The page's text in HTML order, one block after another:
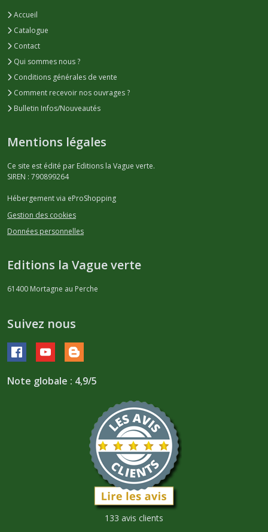
Accueil
Catalogue
Contact
Qui sommes nous ?
Conditions générales de vente
Comment recevoir nos ouvrages ?
Bulletin Infos/Nouveautés
Mentions légales
Ce site est édité par Editions la Vague verte.
SIREN : 790899264
Hébergement via eProShopping
Gestion des cookies
Données personnelles
Editions la Vague verte
61400 Mortagne au Perche
Suivez nous
Note globale : 4,9/5
133 avis clients